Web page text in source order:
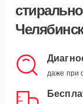
даже при